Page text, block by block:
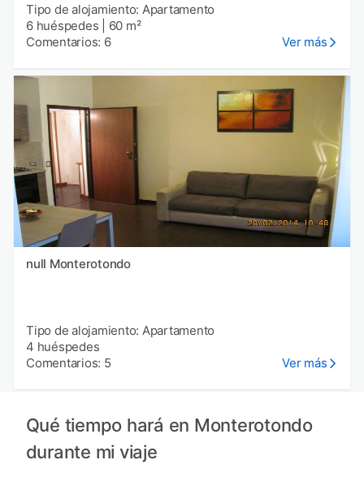
Tipo de alojamiento: Apartamento
6 huéspedes
60 m²
Comentarios: 6
Ver más
null Monterotondo
Tipo de alojamiento: Apartamento
4 huéspedes
Comentarios: 5
Ver más
Qué tiempo hará en Monterotondo
durante mi viaje